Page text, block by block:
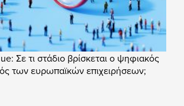
Σε τι στάδιο βρίσκεται ο ψηφιακός
των ευρωπαϊκών επιχειρήσεων;